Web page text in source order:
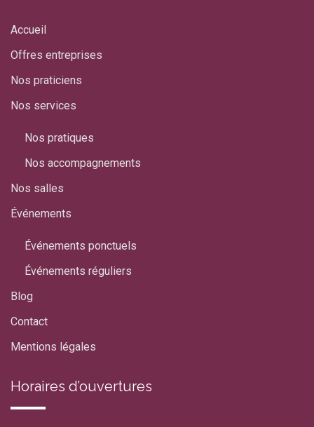
Accueil
Offres entreprises
Nos praticiens
Nos services
Nos pratiques
Nos accompagnements
Nos salles
Événements
Événements ponctuels
Événements réguliers
Blog
Contact
Mentions légales
Horaires d’ouvertures